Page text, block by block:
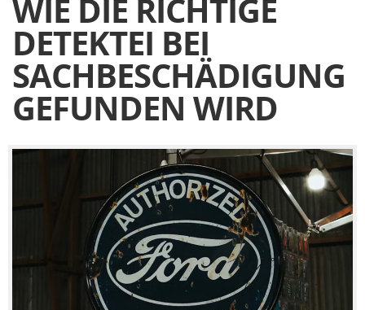
WIE DIE RICHTIGE
DETEKTEI BEI
SACHBESCHÄDIGUNG
GEFUNDEN WIRD